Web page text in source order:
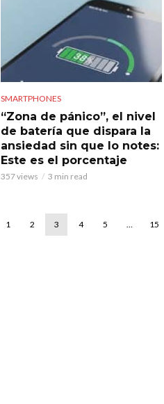
SMARTPHONES
“Zona de pánico”, el nivel
de batería que dispara la
ansiedad sin que lo notes:
Este es el porcentaje
357 views 3 min read
1 2 3 4 5 … 15